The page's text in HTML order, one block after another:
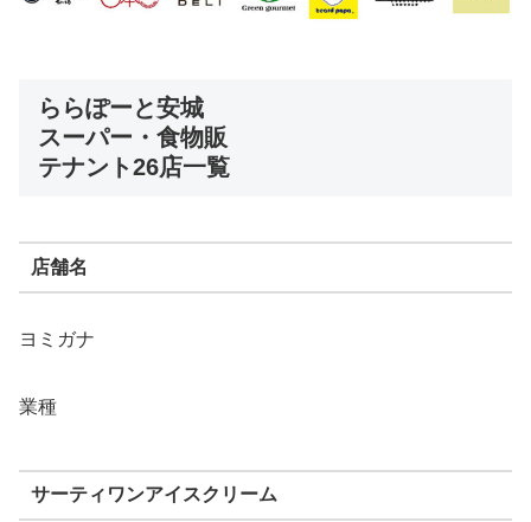
ららぽーと安城
スーパー・食物販
テナント26店一覧
店舗名
ヨミガナ
業種
サーティワンアイスクリーム